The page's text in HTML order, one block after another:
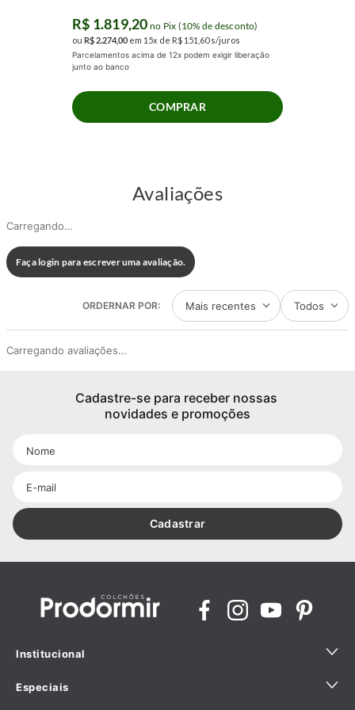
R$ 1.819,20 no Pix (10% de desconto)
ou R$2.274,00 em 15x de R$ 151 60s/juros
Parcelamentos acima de 12x podem exigir liberação
junto ao banco
COMPRAR
Avaliações
Carregando…
Faça login para escrever uma avaliação.
Mais recentes Todos
Carregando avaliações…
Cadastre-se para receber nossas
novidades e promoções
Cadastrar
Institucional
Quem Somos
Especiais